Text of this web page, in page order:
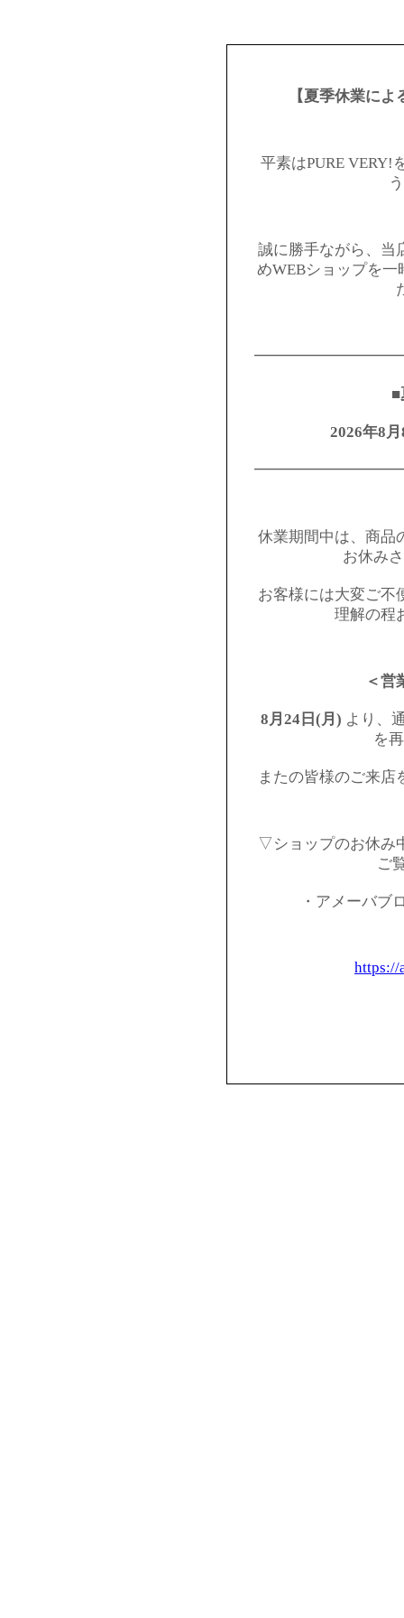
【夏季休業に
平素はPURE VERY!
誠に勝手ながら、当
めWEBショップを
■
2026年8
休業期間中は、商品
お休み
お客様には大変ご不
理解の程
＜営
8月24日(月) より、
を
またの皆様のご来店
▽ショップのお休み
ご
・アメーバブ
https://